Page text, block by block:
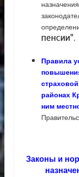
пенсии".
Правила
районах
ним
Законы и